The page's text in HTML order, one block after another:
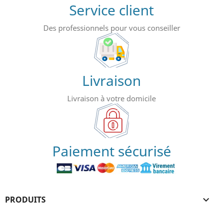
Service client
Des professionnels pour vous conseiller
Livraison
Livraison à votre domicile
Paiement sécurisé
PRODUITS 